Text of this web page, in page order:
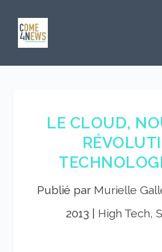
LE CLOUD,
Publié par Murielle
2013
High Tech,